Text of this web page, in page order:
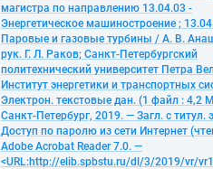
магистра по направлению 13.04.03 -
Энергетическое машиностроение ;
Паровые и газовые турбины / А. В.
рук. Г. Л. Раков; Санкт-Петербургский
политехнический университет Петра
Институт энергетики и транспортных
Электрон. текстовые дан. (1 файл : 4,2
Санкт-Петербург, 2019. — Загл. с титул.
Доступ по паролю из сети Интернет
Adobe Acrobat Reader 7.0. —
<URL:http://elib.spbstu.ru/dl/3/2019/vr/